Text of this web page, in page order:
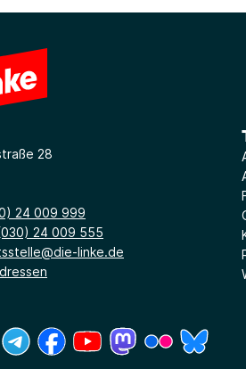
28
24 009 999
24 009 555
linke.de
neues Fenster)
ein neues Fenster)
(Link öffnet ein neues Fenster)
(Link öffnet ein neues Fenster)
(Link öffnet ein neues
(Link öffnet ein neues
(Link öffnet ein
(Link